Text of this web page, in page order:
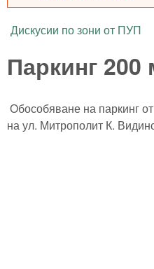
You are here
Дискусии по зони от ПУП
Паркинг 200
Обособяване на паркинг
на ул. Митрополит К.